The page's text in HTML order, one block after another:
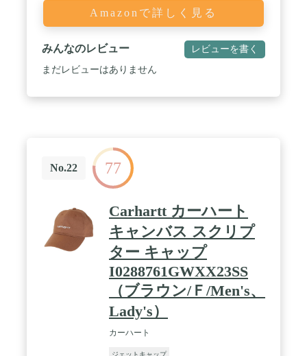
Amazonで詳しく見る
みんなのレビュー レビューを書く
まだレビューはありません
No.22 77
Carhartt カーハート
キャンバス スクリプ
ター キャップ
I0288761GWXX23SS
（ブラウン/Ｆ/Men's、
Lady's）
カーハート
ジェットキャップ